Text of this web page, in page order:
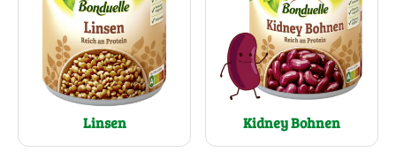
Linsen Kidney Bohnen